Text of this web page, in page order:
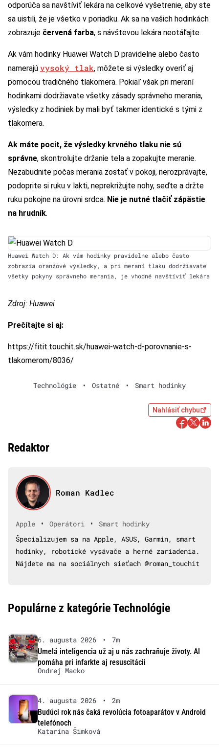
odporúča sa navštíviť lekára na celkové vyšetrenie, aby ste
sa uistili, že je všetko v poriadku. Ak sa na vašich hodinkách
zobrazuje červená farba, s návštevou lekára neotáľajte.
Ak vám hodinky Huawei Watch D pravidelne alebo často
namerajú vysoký tlak, môžete si výsledky overiť aj
pomocou tradičného tlakomera. Pokiaľ však pri meraní
hodinkami dodržiavate všetky zásady správneho merania,
výsledky z hodiniek by mali byť takmer identické s tými z
tlakomera.
Ak máte pocit, že výsledky krvného tlaku nie sú
správne, skontrolujte držanie tela a zopakujte meranie.
Nezabudnite počas merania zostať v pokoji, nerozprávajte,
podoprite si ruku v lakti, neprekrižujte nohy, seďte a držte
ruku pokojne na úrovni srdca. Nie je nutné tlačiť zápästie
na hrudník.
Huawei Watch D: Ak vám hodinky pravidelne alebo často
zobrazia oranžové výsledky, a pri meraní tlaku dodržiavate
všetky pokyny správneho merania, je vhodné navštíviť lekára
Zdroj: Huawei
Prečítajte si aj:
https://fitit.touchit.sk/huawei-watch-d-porovnanie-s-
tlakomerom/8036/
Technológie • Ostatné • Smart hodinky
Nahlásiť chybu
Redaktor
Roman Kadlec
Apple • Operátori •
Smart hodinky
Špecializujem sa na Apple, ASUS, Garmin, smart
hodinky, robotické vysávače a herné zariadenia.
Nájdete ma na sociálnych sieťach @roman_touchit
Populárne z kategórie Technológie
6. augusta 2026 •
7m
Umelá inteligencia už aj u nás zachraňuje životy. AI
pomáha pri infarkte aj resuscitácii
Ondrej Macko
4. augusta 2026 •
2m
Budúci rok nás čaká revolúcia fotoaparátov v Android
telefónoch
Katarína Šimková